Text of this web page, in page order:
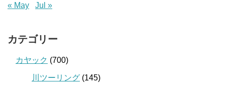
« May
Jul »
カテゴリー
カヤック (700)
川ツーリング (145)